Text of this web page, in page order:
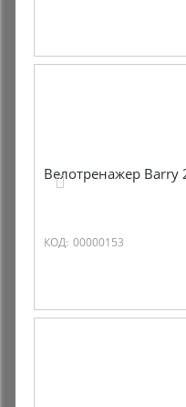
Велотренажер Barry
КОД: 00000153